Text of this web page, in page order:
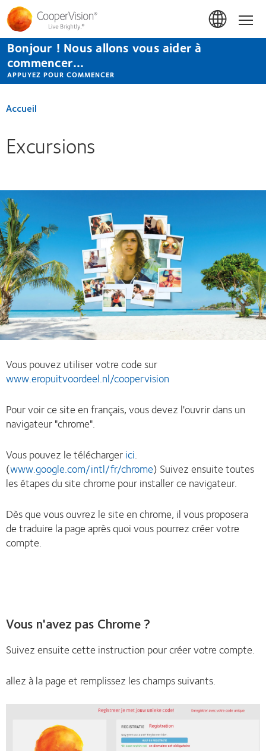
Aller
au
contenu
principal
Bonjour ! Nous allons vous aider à
commencer...
APPUYEZ POUR COMMENCER
Accueil
Excursions
Vous pouvez utiliser votre code sur
www.eropuitvoordeel.nl/coopervision
Pour voir ce site en français, vous devez l'ouvrir dans un
navigateur "chrome".
Vous pouvez le téléchargerici.
(www.google.com/intl/fr/chrome) Suivez ensuite toutes
les étapes du site chrome pour installer ce navigateur.
Dès que vous ouvrez le site en chrome, il vous proposera
de traduire la page après quoi vous pourrez créer votre
compte.
Vous n'avez pas Chrome ?
Suivez ensuite cette instruction pour créer votre compte.
allez à la page et remplissez les champs suivants.